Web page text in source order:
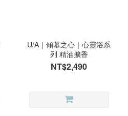
U/A｜傾慕之心｜心靈浴系
列 精油擴香
NT$2,490